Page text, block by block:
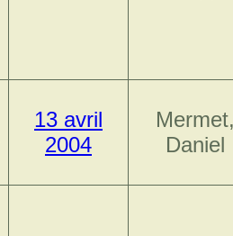
13 avril
2004
Daniel